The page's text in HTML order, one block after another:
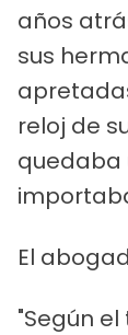
años
sus
reloj de
quedaba
El
"Según